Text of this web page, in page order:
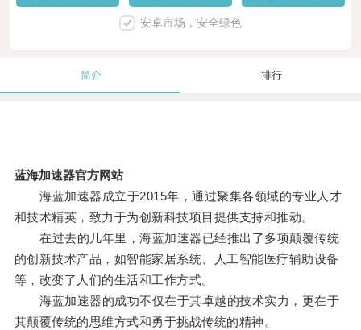
安卓市场，安全绿色
简介 排行
蓝海加速器官方网站
海蓝加速器成立于2015年，通过聚集各领域的专业人才
和技术精英，致力于为创新科技项目提供支持和推动。
在过去的几年里，海蓝加速器已经推出了多项颠覆传统
的创新技术产品，如智能家居系统、人工智能医疗辅助设备
等，改变了人们的生活和工作方式。
海蓝加速器的成功不仅在于其卓越的技术实力，更在于
其颠覆传统的思维方式和勇于挑战传统的精神。